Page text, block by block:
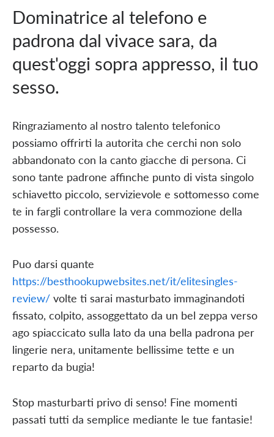
Dominatrice al telefono e
padrona dal vivace sara, da
quest'oggi sopra appresso, il tuo
sesso.
Ringraziamento al nostro talento telefonico
possiamo offrirti la autorita che cerchi non solo
abbandonato con la canto giacche di persona. Ci
sono tante padrone affinche punto di vista singolo
schiavetto piccolo, servizievole e sottomesso come
te in fargli controllare la vera commozione della
possesso.
Puo darsi quante
https://besthookupwebsites.net/it/elitesingles-
review/volte ti sarai masturbato immaginandoti
fissato, colpito, assoggettato da un bel zeppa verso
ago spiaccicato sulla lato da una bella padrona per
lingerie nera, unitamente bellissime tette e un
reparto da bugia!
Stop masturbarti privo di senso! Fine momenti
passati tutti da semplice mediante le tue fantasie!